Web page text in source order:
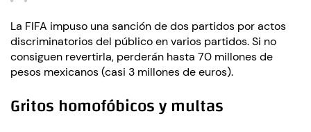
La FIFA impuso una sanción de dos partidos por actos
discriminatorios del público en varios partidos. Si no
consiguen revertirla, perderán hasta 70 millones de
pesos mexicanos (casi 3 millones de euros).
Gritos homofóbicos y multas